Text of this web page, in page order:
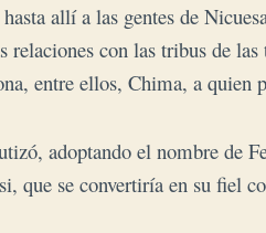
allí a las gentes de
relaciones con las tribus de
entre ellos, Chima, a quien
adoptando el nombre de
que se convertiría en su fiel